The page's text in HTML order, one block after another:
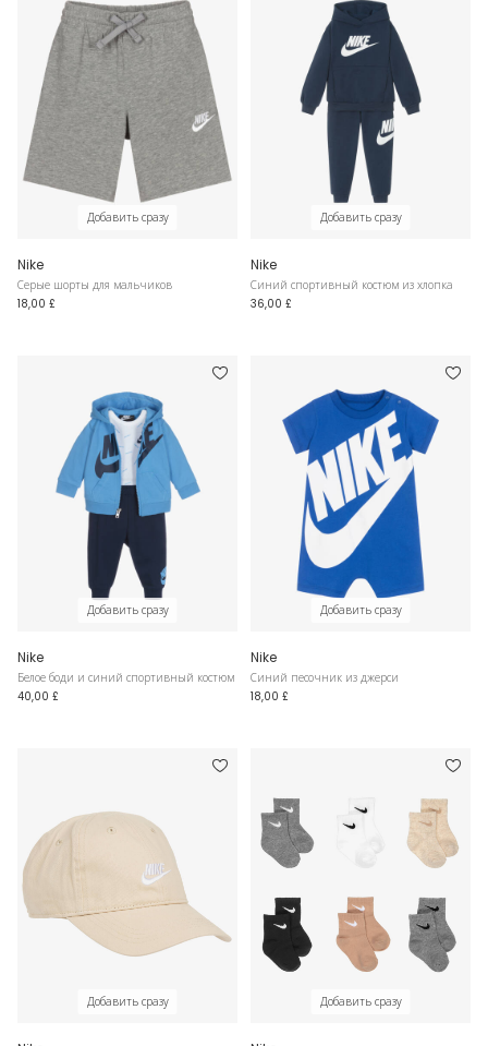
Добавить сразу
Nike
Серые шорты для мальчиков
18,00 £
Добавить сразу
Nike
Синий спортивный костюм из хлопка
36,00 £
Добавить сразу
Nike
Белое боди и синий спортивный костюм
40,00 £
Добавить сразу
Nike
Синий песочник из джерси
18,00 £
Добавить сразу Добавить сразу